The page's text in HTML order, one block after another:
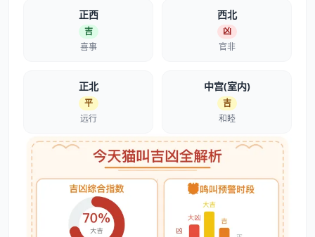
正西
吉
喜事
西北
凶
官非
正北
平
远行
中宫(室内)
吉
和睦